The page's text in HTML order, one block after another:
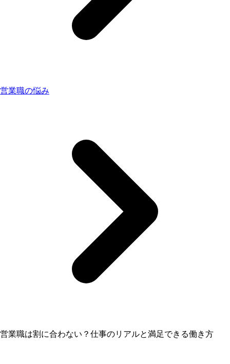
営業職の悩み
営業職は割に合わない？仕事のリアルと満足できる働き方